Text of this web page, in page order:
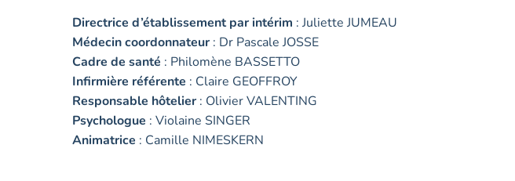
Directrice d’établissement par intérim : Juliette JUMEAU
Médecin coordonnateur : Dr Pascale JOSSE
Cadre de santé : Philomène BASSETTO
Infirmière référente : Claire GEOFFROY
Responsable hôtelier : Olivier VALENTING
Psychologue : Violaine SINGER
Animatrice : Camille NIMESKERN